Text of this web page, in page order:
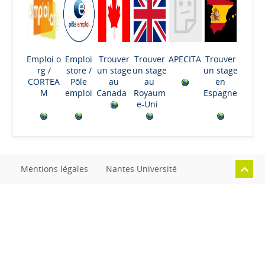
Emploi.o
rg/
CORTEA
M
Emploi
store/
Pôle
emploi
Trouver
un stage
au
Canada
Trouver
un stage
au
Royaum
e-Uni
APECITA Trouver
un stage
en
Espagne
Mentions légales Nantes Université